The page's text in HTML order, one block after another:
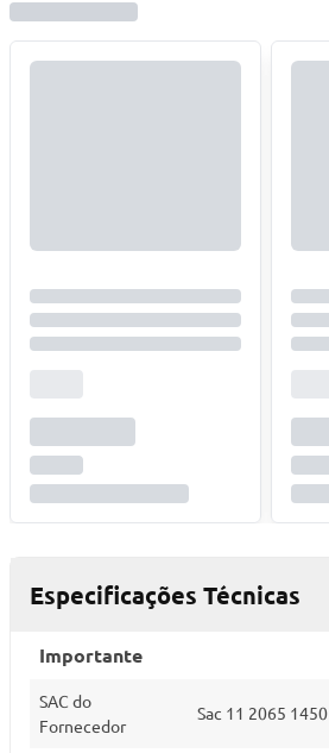
Especificações Técnicas
Importante
SAC do
Fornecedor
Sac 11 2065 1450